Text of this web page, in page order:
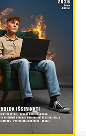
jeigu turi anglų ir
turi B kategorija, bet gal šiek
esi tinkamas tarnybai? Ar
yra pagrindinis dalykas
mokyklą?
policijos mokykla
070060076.